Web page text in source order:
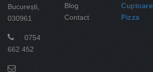
București,
030961
0754
662 452
Blog
Contact
Cuptoare
Pizza